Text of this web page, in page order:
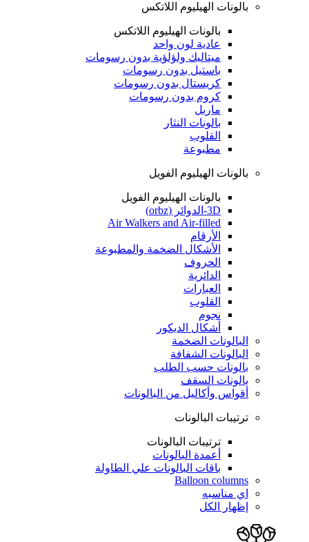
بالونات الهيليوم اللاتكس
بالونات الهيليوم اللاتكس
عادية لون واحد
ميتاليك ولؤلؤية بدون رسومات
باستيل بدون رسومات
كريستال بدون رسومات
كروم بدون رسومات
ماربل
بالونات النثار
القلوب
مطبوعة
بالونات الهيليوم الفويل
بالونات الهيليوم الفويل
3D-الدوائر (orbz)
Air Walkers and Air-filled
الأرقام
الأشكال الضخمة والمطبوعة
الحروف
الدائرية
العبارات
القلوب
نجوم
أشكال الديكور
البالونات الضخمة
البالونات الشفافة
بالونات حسب الطلب
بالونات السقف
أقواس وأكاليل من البالونات
ترتيبات البالونات
ترتيبات البالونات
أعمدة البالونات
باقات البالونات علي الطاولة
Balloon columns
اي مناسبه
إظهار الكل